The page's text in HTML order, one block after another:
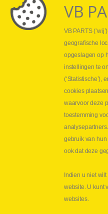
Webshop
Nieuws
Jobs
Contact
Abraham
E-mail
Copyright
VB
VB PARTS
geografische
opgeslagen op
instellingen te
(‘Statistische’),
cookies
waarvoor deze
toestemming
gebruik van
ook dat deze
Indien u niet
website. U kunt
websites.